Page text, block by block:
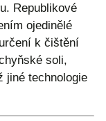
Republikové
ojedinělé
k čištění
soli,
jiné technologie